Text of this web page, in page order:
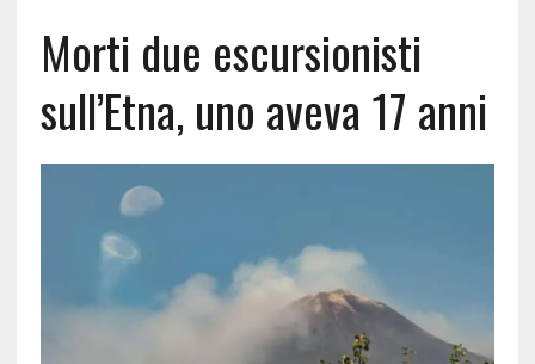
Morti due escursionisti
sull’Etna, uno aveva 17 anni